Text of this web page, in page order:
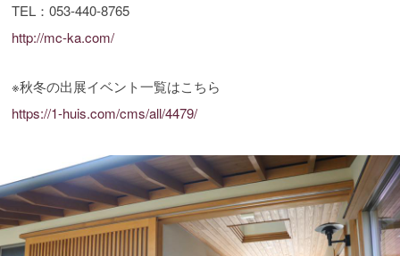
TEL：053-440-8765
http://mc-ka.com/
※秋冬の出展イベント一覧はこちら
https://1-huis.com/cms/all/4479/